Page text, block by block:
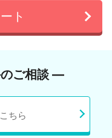
ト
ご相談 ―
ちら